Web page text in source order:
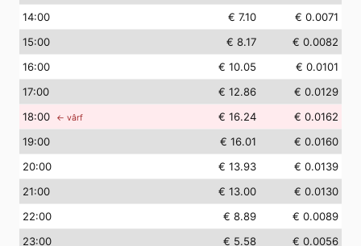
14:00 € 7.10
€ 0.0071
15:00 € 8.17
€ 0.0082
16:00 € 10.05
€ 0.0101
17:00 € 12.86
€ 0.0129
18:00 ← vârf € 16.24
€ 0.0162
19:00 € 16.01
€ 0.0160
20:00 € 13.93
€ 0.0139
21:00 € 13.00
€ 0.0130
22:00 € 8.89
€ 0.0089
23:00 € 5.58
€ 0.0056